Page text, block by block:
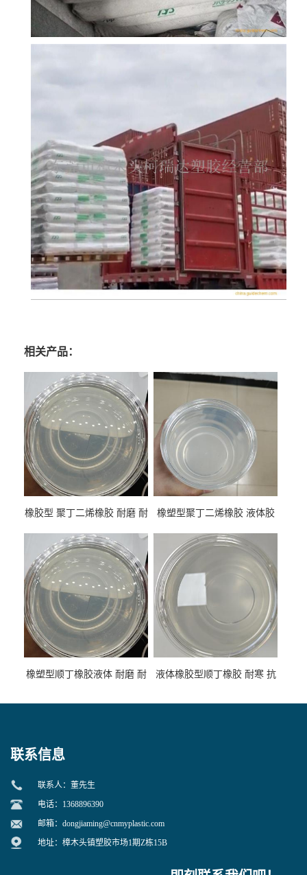
相关产品：
橡胶型 聚丁二烯橡胶 耐磨 耐
性
橡塑型聚丁二烯橡胶 液体胶
专用
橡塑型顺丁橡胶液体 耐磨 耐
液体橡胶型顺丁橡胶 耐寒 抗
联系信息
联系人：董先生
电话：1368896390
邮箱： dongjiaming@cnmyplastic.com
地址：樟木头镇塑胶市场1期Z栋15B